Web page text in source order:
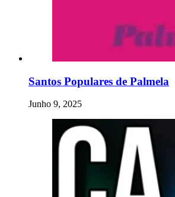
Santos Populares de Palmela
Junho 9, 2025